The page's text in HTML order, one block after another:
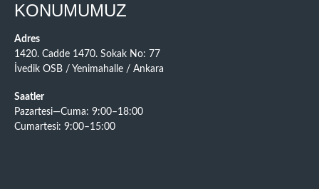
KONUMUMUZ
Adres
1420. Cadde 1470. Sokak No: 77
İvedik OSB / Yenimahalle / Ankara
Saatler
Pazartesi—Cuma: 9:00–18:00
Cumartesi: 9:00–15:00